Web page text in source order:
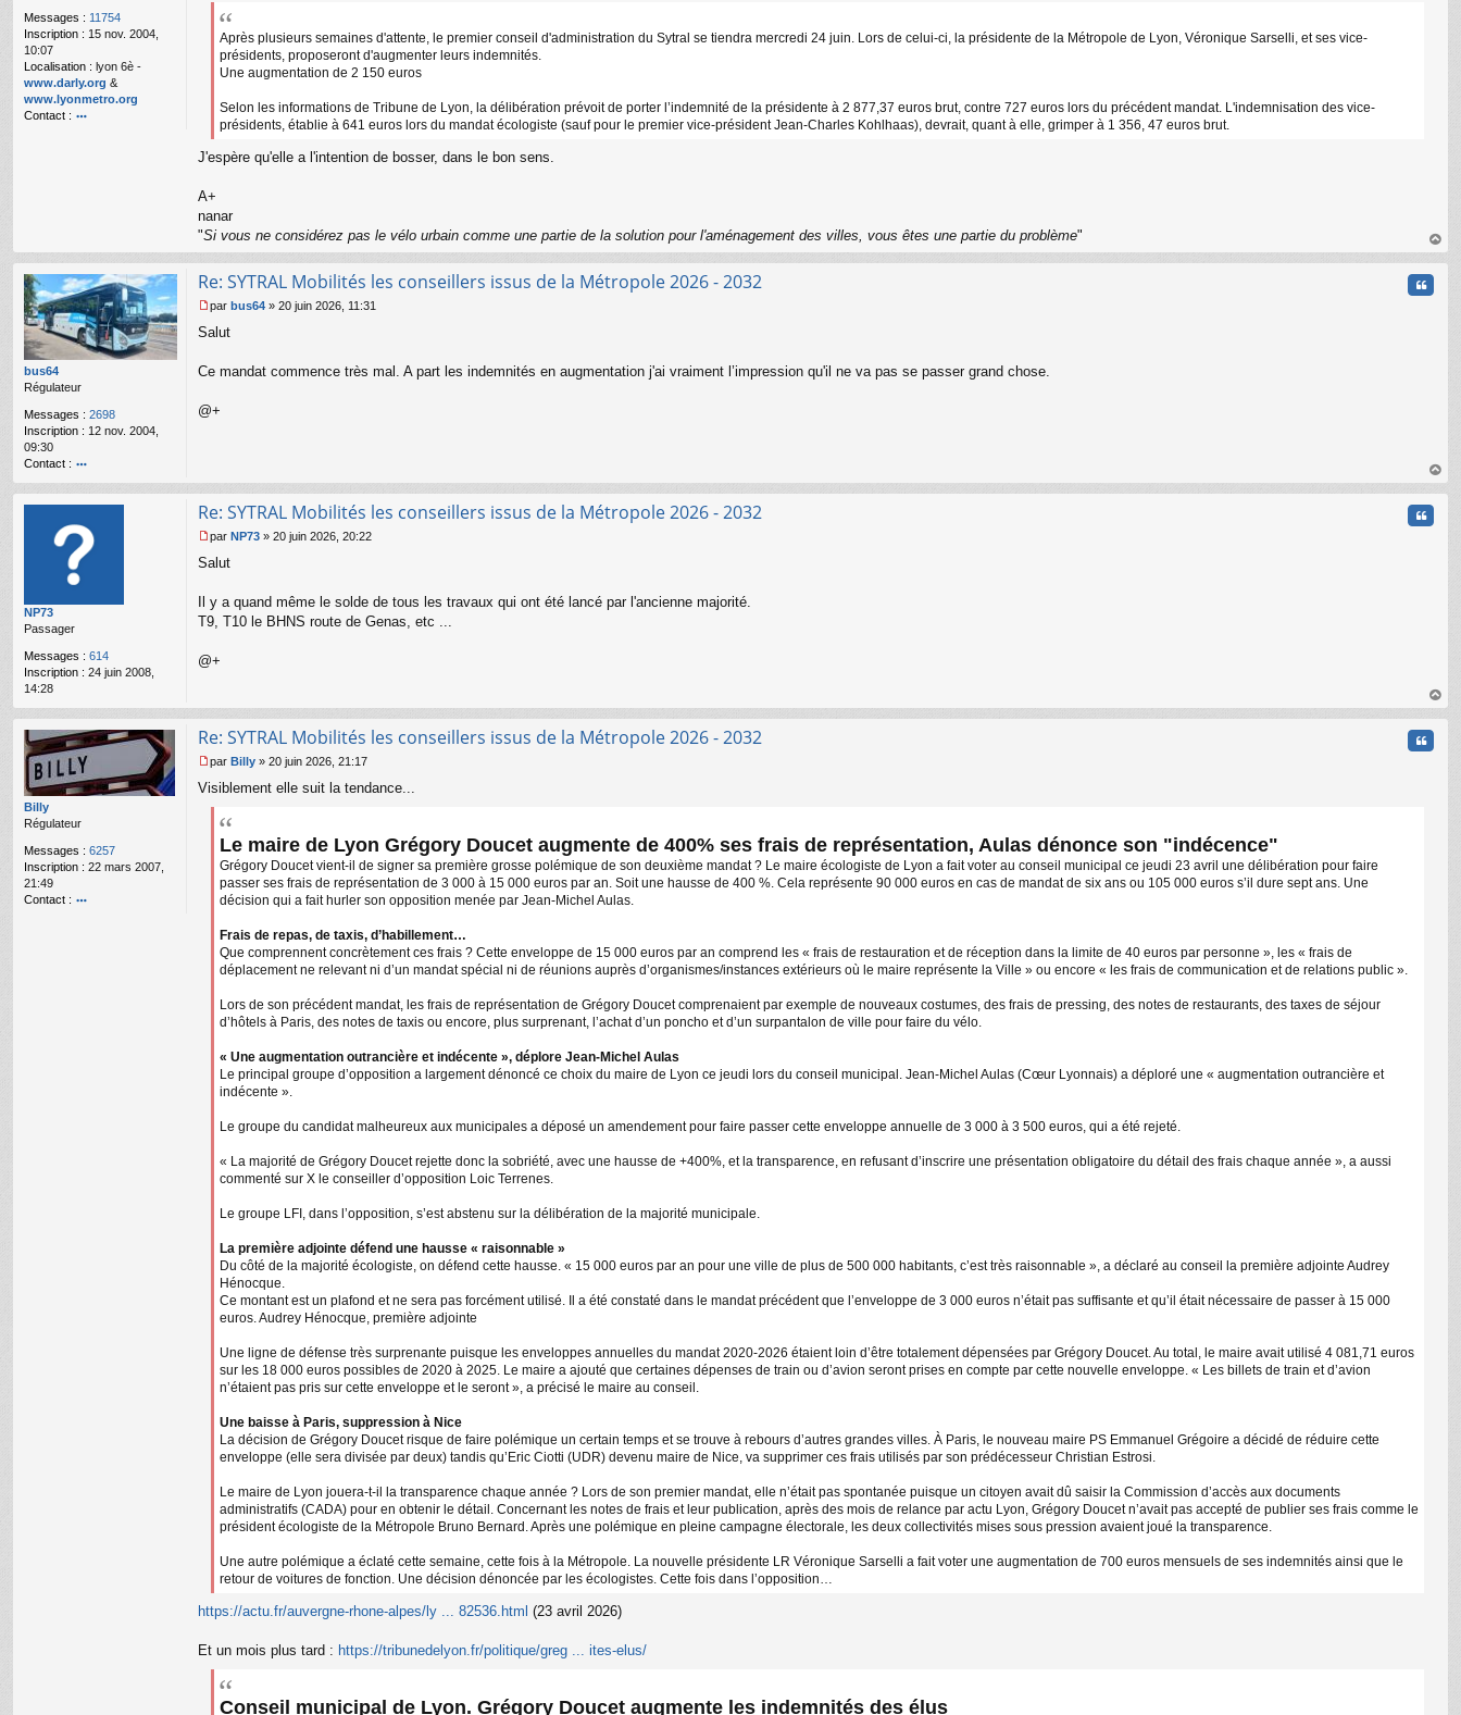
Messages : 11754
Inscription : 15 nov. 2004,
10:07
Localisation : lyon 6è -
www.darly.org &
www.lyonmetro.org
Contact :
C
ar
Après plusieurs semaines d'attente, le premier conseil d'administration du Sytral se tiendra mercredi 24 juin. Lors de celui-ci, la présidente de la Métropole de Lyon, Véronique Sarselli, et ses vice-
présidents, proposeront d'augmenter leurs indemnités.
Une augmentation de 2 150 euros
Selon les informations de Tribune de Lyon, la délibération prévoit de porter l’indemnité de la présidente à 2 877,37 euros brut, contre 727 euros lors du précédent mandat. L'indemnisation des vice-
présidents, établie à 641 euros lors du mandat écologiste (sauf pour le premier vice-président Jean-Charles Kohlhaas), devrait, quant à elle, grimper à 1 356, 47 euros brut.
J'espère qu'elle a l'intention de bosser, dans le bon sens.
A+
nanar
"Si vous ne considérez pas le vélo urbain comme une partie de la solution pour l'aménagement des villes, vous êtes une partie du problème"
au
bus64
Régulateur
Messages : 2698
Inscription : 12 nov. 2004,
09:30
Contact :
o
te
r
b
u
Re: SYTRAL Mobilités les conseillers issus de la Métropole 2026 - 2032
e
s
e
l
u
par bus64 » 20 juin 2026, 11:31
Salut
Ce mandat commence très mal. A part les indemnités en augmentation j'ai vraiment l’impression qu'il ne va pas se passer grand chose.
@+
au
NP73
Passager
Messages : 614
Inscription : 24 juin 2008,
14:28
Re: SYTRAL Mobilités les conseillers issus de la Métropole 2026 - 2032
e
s
a
g
n
l
par NP73 » 20 juin 2026, 20:22
Salut
Il y a quand même le solde de tous les travaux qui ont été lancé par l'ancienne majorité.
T9, T10 le BHNS route de Genas, etc ...
@+
au
Billy
Régulateur
Messages : 6257
Inscription : 22 mars 2007,
21:49
Contact :
Re: SYTRAL Mobilités les conseillers issus de la Métropole 2026 - 2032
e
s
par Billy » 20 juin 2026, 21:17
Visiblement elle suit la tendance...
Le maire de Lyon Grégory Doucet augmente de 400% ses frais de représentation, Aulas dénonce son "indécence"
Grégory Doucet vient-il de signer sa première grosse polémique de son deuxième mandat ? Le maire écologiste de Lyon a fait voter au conseil municipal ce jeudi 23 avril une délibération pour faire
passer ses frais de représentation de 3 000 à 15 000 euros par an. Soit une hausse de 400 %. Cela représente 90 000 euros en cas de mandat de six ans ou 105 000 euros s’il dure sept ans. Une
décision qui a fait hurler son opposition menée par Jean-Michel Aulas.
Frais de repas, de taxis, d’habillement…
Que comprennent concrètement ces frais ? Cette enveloppe de 15 000 euros par an comprend les « frais de restauration et de réception dans la limite de 40 euros par personne », les « frais de
déplacement ne relevant ni d’un mandat spécial ni de réunions auprès d’organismes/instances extérieurs où le maire représente la Ville » ou encore « les frais de communication et de relations public ».
Lors de son précédent mandat, les frais de représentation de Grégory Doucet comprenaient par exemple de nouveaux costumes, des frais de pressing, des notes de restaurants, des taxes de séjour
d’hôtels à Paris, des notes de taxis ou encore, plus surprenant, l’achat d’un poncho et d’un surpantalon de ville pour faire du vélo.
« Une augmentation outrancière et indécente », déplore Jean-Michel Aulas
Le principal groupe d’opposition a largement dénoncé ce choix du maire de Lyon ce jeudi lors du conseil municipal. Jean-Michel Aulas (Cœur Lyonnais) a déploré une « augmentation outrancière et
indécente ».
Le groupe du candidat malheureux aux municipales a déposé un amendement pour faire passer cette enveloppe annuelle de 3 000 à 3 500 euros, qui a été rejeté.
« La majorité de Grégory Doucet rejette donc la sobriété, avec une hausse de +400%, et la transparence, en refusant d’inscrire une présentation obligatoire du détail des frais chaque année », a aussi
commenté sur X le conseiller d’opposition Loic Terrenes.
Le groupe LFI, dans l’opposition, s’est abstenu sur la délibération de la majorité municipale.
La première adjointe défend une hausse « raisonnable »
Du côté de la majorité écologiste, on défend cette hausse. « 15 000 euros par an pour une ville de plus de 500 000 habitants, c’est très raisonnable », a déclaré au conseil la première adjointe Audrey
Hénocque.
Ce montant est un plafond et ne sera pas forcément utilisé. Il a été constaté dans le mandat précédent que l’enveloppe de 3 000 euros n’était pas suffisante et qu’il était nécessaire de passer à 15 000
euros. Audrey Hénocque, première adjointe
Une ligne de défense très surprenante puisque les enveloppes annuelles du mandat 2020-2026 étaient loin d’être totalement dépensées par Grégory Doucet. Au total, le maire avait utilisé 4 081,71 euros
sur les 18 000 euros possibles de 2020 à 2025. Le maire a ajouté que certaines dépenses de train ou d’avion seront prises en compte par cette nouvelle enveloppe. « Les billets de train et d’avion
n’étaient pas pris sur cette enveloppe et le seront », a précisé le maire au conseil.
Une baisse à Paris, suppression à Nice
La décision de Grégory Doucet risque de faire polémique un certain temps et se trouve à rebours d’autres grandes villes. À Paris, le nouveau maire PS Emmanuel Grégoire a décidé de réduire cette
enveloppe (elle sera divisée par deux) tandis qu’Eric Ciotti (UDR) devenu maire de Nice, va supprimer ces frais utilisés par son prédécesseur Christian Estrosi.
Le maire de Lyon jouera-t-il la transparence chaque année ? Lors de son premier mandat, elle n’était pas spontanée puisque un citoyen avait dû saisir la Commission d’accès aux documents
administratifs (CADA) pour en obtenir le détail. Concernant les notes de frais et leur publication, après des mois de relance par actu Lyon, Grégory Doucet n’avait pas accepté de publier ses frais comme le
président écologiste de la Métropole Bruno Bernard. Après une polémique en pleine campagne électorale, les deux collectivités mises sous pression avaient joué la transparence.
Une autre polémique a éclaté cette semaine, cette fois à la Métropole. La nouvelle présidente LR Véronique Sarselli a fait voter une augmentation de 700 euros mensuels de ses indemnités ainsi que le
retour de voitures de fonction. Une décision dénoncée par les écologistes. Cette fois dans l’opposition…
https://actu.fr/auvergne-rhone-alpes/ly ... 82536.html (23 avril 2026)
Et un mois plus tard : https://tribunedelyon.fr/politique/greg ... ites-elus/
Conseil municipal de Lyon. Grégory Doucet augmente les indemnités des élus